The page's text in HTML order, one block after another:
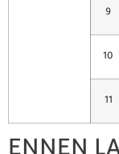
9
10
11